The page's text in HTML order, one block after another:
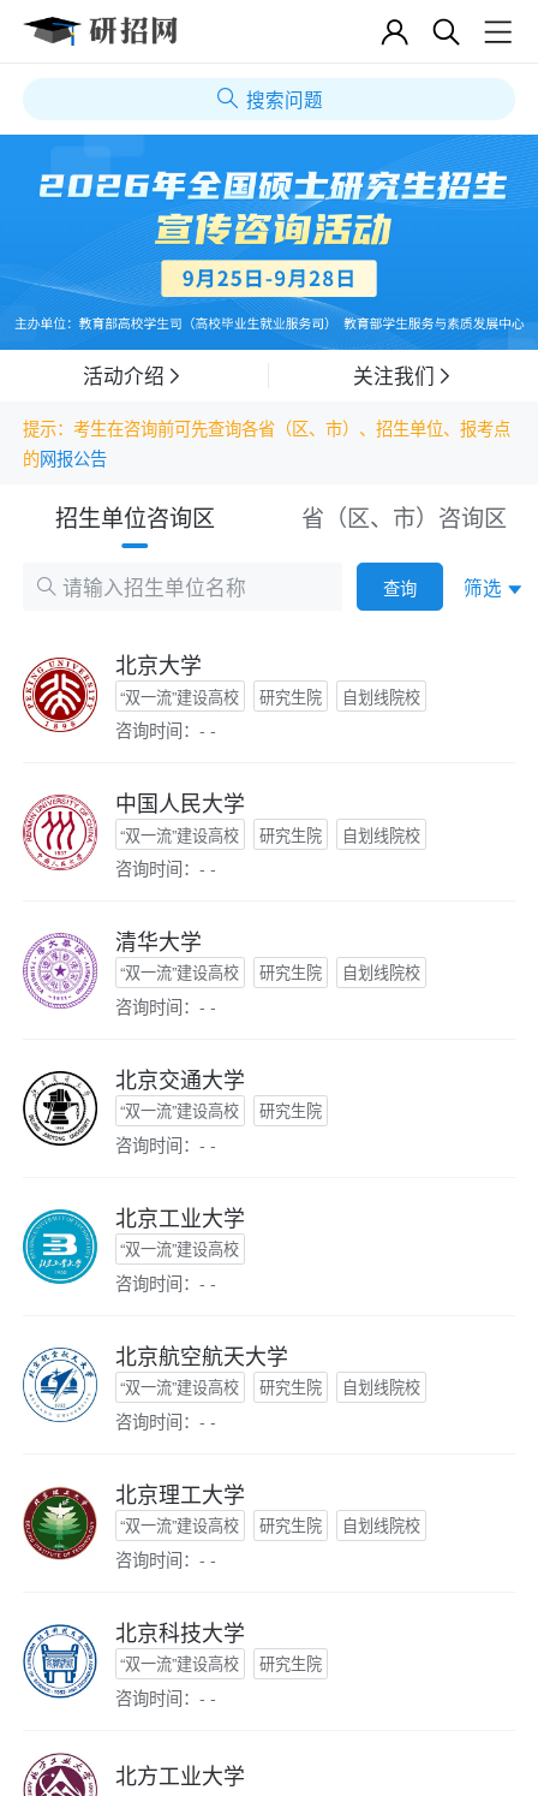
搜索问题
活动介绍 关注我们
提示：考生在咨询前可先查询各省（区、市）、招生单位、报考点
的网报公告
招生单位咨询区 省（区、市）咨询区
查询 筛选
北京大学
“双一流”建设高校 研究生院 自划线院校
咨询时间：- -
中国人民大学
“双一流”建设高校 研究生院 自划线院校
咨询时间：- -
清华大学
“双一流”建设高校 研究生院 自划线院校
咨询时间：- -
北京交通大学
“双一流”建设高校 研究生院
咨询时间：- -
北京工业大学
“双一流”建设高校
咨询时间：- -
北京航空航天大学
“双一流”建设高校 研究生院 自划线院校
咨询时间：- -
北京理工大学
“双一流”建设高校 研究生院 自划线院校
咨询时间：- -
北京科技大学
“双一流”建设高校 研究生院
咨询时间：- -
北方工业大学